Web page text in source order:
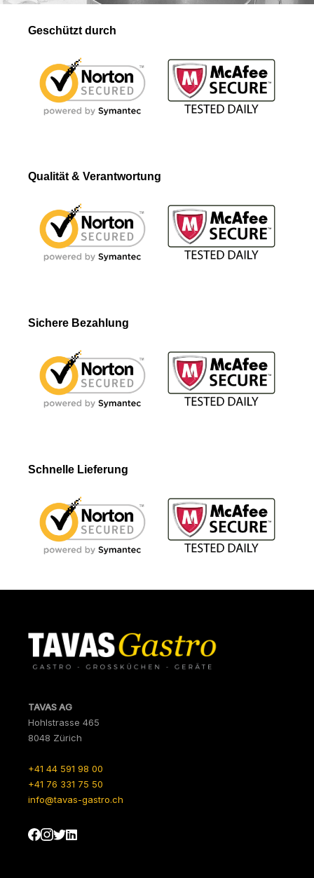
Geschützt durch
Qualität & Verantwortung
Sichere Bezahlung
Schnelle Lieferung
TAVAS AG
Hohlstrasse 465
8048 Zürich
+41 44 591 98 00
+41 76 331 75 50
info@tavas-gastro.ch